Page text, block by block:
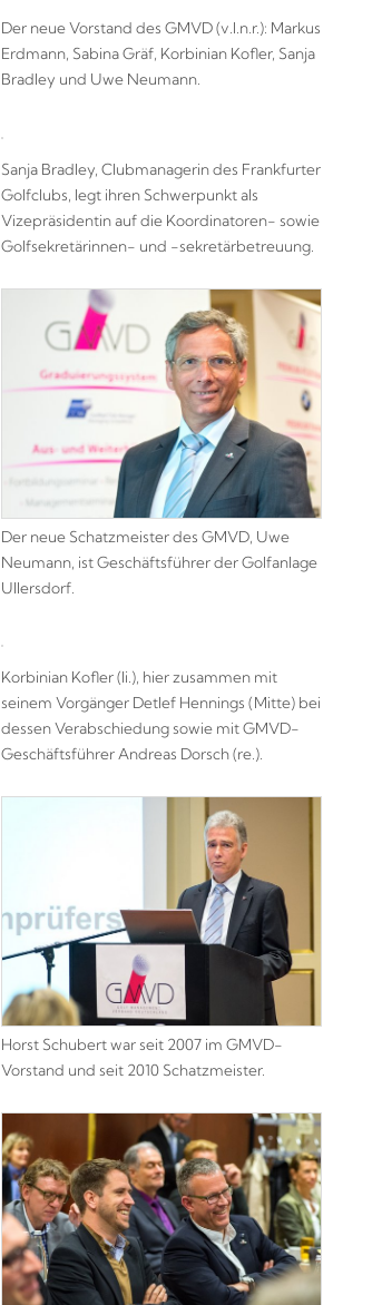
Der neue Vorstand des GMVD (v.l.n.r.): Markus
Erdmann, Sabina Gräf, Korbinian Kofler, Sanja
Bradley und Uwe Neumann.
Sanja Bradley, Clubmanagerin des Frankfurter
Golfclubs, legt ihren Schwerpunkt als
Vizepräsidentin auf die Koordinatoren- sowie
Golfsekretärinnen- und -sekretärbetreuung.
Der neue Schatzmeister des GMVD, Uwe
Neumann, ist Geschäftsführer der Golfanlage
Ullersdorf.
Korbinian Kofler (li.), hier zusammen mit
seinem Vorgänger Detlef Hennings (Mitte) bei
dessen Verabschiedung sowie mit GMVD-
Geschäftsführer Andreas Dorsch (re.).
Horst Schubert war seit 2007 im GMVD-
Vorstand und seit 2010 Schatzmeister.